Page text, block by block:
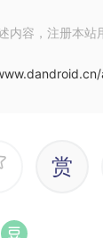
) {
“NewsDetail”
显示一个新闻
内容，注册本站
赏